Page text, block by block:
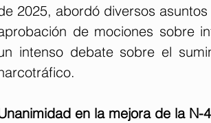
2025, abordó diversos
de mociones sobre
intenso debate sobre el
en la mejora de la